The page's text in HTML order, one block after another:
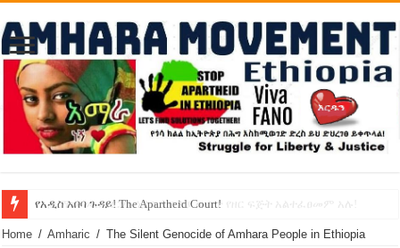
የኢዜማው መሪ ብርሃኑ ነጋ ኢትዮጵያ ውስጥ የዘር ፍጅት አልተፈፀመም አሉ!
የአዲስ አበባ ጉዳይ! The Apartheid Court!
Home / Amharic / The Silent Genocide of Amhara People in Ethiopia